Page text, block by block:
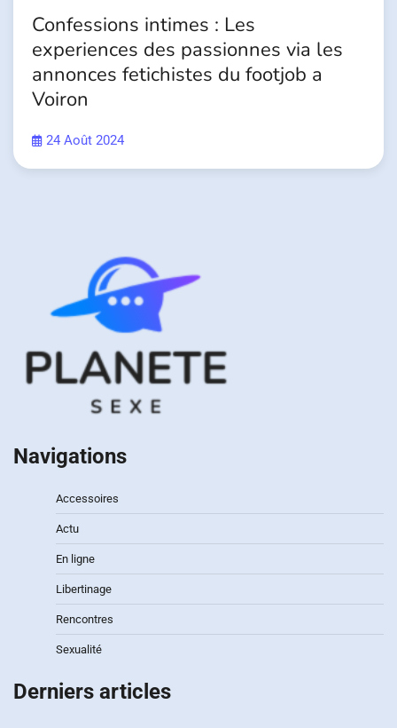
Confessions intimes : Les
experiences des passionnes via les
annonces fetichistes du footjob a
Voiron
24 Août 2024
Navigations
Accessoires
Actu
En ligne
Libertinage
Rencontres
Sexualité
Derniers articles